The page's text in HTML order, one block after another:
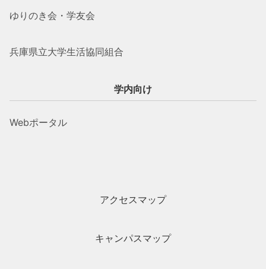
ゆりのき会・学友会
兵庫県立大学生活協同組合
学内向け
Webポータル
アクセスマップ
キャンパスマップ